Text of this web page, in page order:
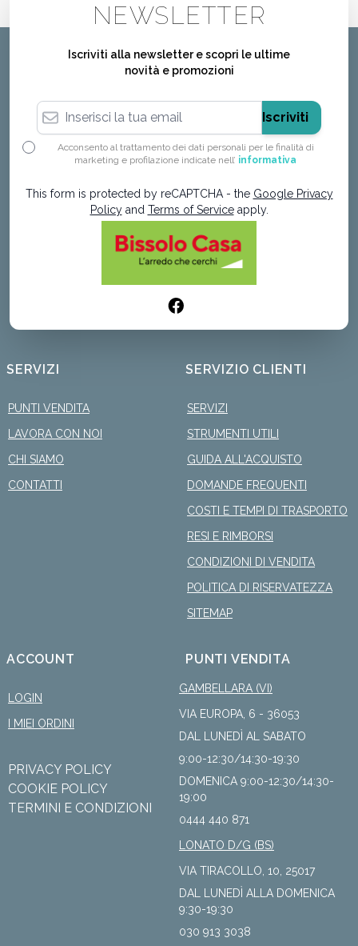
SERVIZI
PUNTI VENDITA
LAVORA CON NOI
CHI SIAMO
CONTATTI
SERVIZIO CLIENTI
SERVIZI
STRUMENTI UTILI
GUIDA ALL'ACQUISTO
DOMANDE FREQUENTI
COSTI E TEMPI DI TRASPORTO
RESI E RIMBORSI
CONDIZIONI DI VENDITA
POLITICA DI RISERVATEZZA
SITEMAP
NEWSLETTER
Iscriviti alla newsletter e scopri le ultime
novità e promozioni
Indirizzo email
Iscriviti
Acconsento al trattamento dei dati personali per le finalità di
marketing e profilazione indicate nell’ informativa
This form is protected by reCAPTCHA - the Google Privacy
Policyand Terms of Serviceapply.
ACCOUNT
LOGIN
I MIEI ORDINI
PRIVACY POLICY
COOKIE POLICY
TERMINI E CONDIZIONI
PUNTI VENDITA
GAMBELLARA (VI)
VIA EUROPA, 6 - 36053
DAL LUNEDÌ AL SABATO
9:00-12:30/14:30-19:30
DOMENICA 9:00-12:30/14:30-
19:00
0444 440 871
LONATO D/G (BS)
VIA TIRACOLLO, 10, 25017
DAL LUNEDÌ ALLA DOMENICA
9:30-19:30
030 913 3038